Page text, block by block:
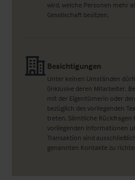
wird, welche Personen mehr
Gesellschaft besitzen.
Besichtigungen
Unter keinen Umständen
(inklusive deren Mitarbeiter,
mit der Eigentümerin oder
bezüglich des vorliegenden
treten. Sämtliche Rückfragen
vorliegenden Informationen
Transaktion sind
genannten Kontakte zu